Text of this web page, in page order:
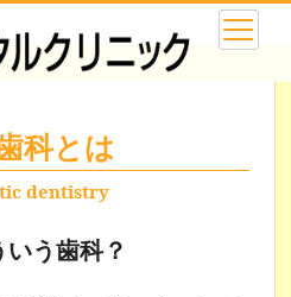
科とは
dentistry
う歯科？